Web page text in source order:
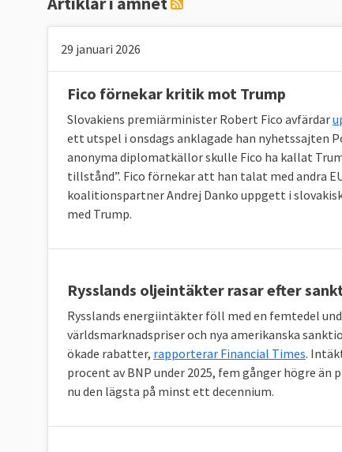
29 januari 2026
Fico förnekar kritik mot Trump
Slovakiens premiärminister Robert Fico avfärdar
ett utspel i onsdags anklagade han nyhetssajten
anonyma diplomatkällor skulle Fico ha kallat
tillstånd”. Fico förnekar att han talat med andra
koalitionspartner Andrej Danko uppgett i
med Trump.
Rysslands oljeintäkter rasar efter
Rysslands energiintäkter föll med en femtedel
världsmarknadspriser och nya amerikanska
ökade rabatter, rapporterar Financial Times.
procent av BNP under 2025, fem gånger högre
nu den lägsta på minst ett decennium.